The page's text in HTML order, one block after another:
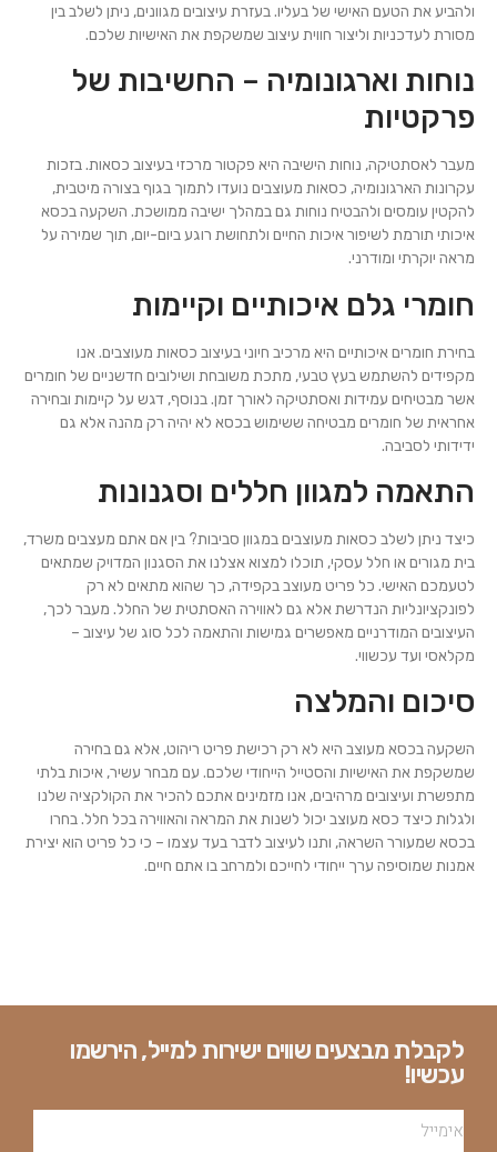
ולהביע את הטעם האישי של בעליו. בעזרת עיצובים מגוונים, ניתן לשלב בין
מסורת לעדכניות וליצור חווית עיצוב שמשקפת את האישיות שלכם.
נוחות וארגונומיה – החשיבות של
פרקטיות
מעבר לאסתטיקה, נוחות הישיבה היא פקטור מרכזי בעיצוב כסאות. בזכות
עקרונות הארגונומיה, כסאות מעוצבים נועדו לתמוך בגוף בצורה מיטבית,
להקטין עומסים ולהבטיח נוחות גם במהלך ישיבה ממושכת. השקעה בכסא
איכותי תורמת לשיפור איכות החיים ולתחושת רוגע ביום-יום, תוך שמירה על
מראה יוקרתי ומודרני.
חומרי גלם איכותיים וקיימות
בחירת חומרים איכותיים היא מרכיב חיוני בעיצוב כסאות מעוצבים. אנו
מקפידים להשתמש בעץ טבעי, מתכת משובחת ושילובים חדשניים של חומרים
אשר מבטיחים עמידות ואסתטיקה לאורך זמן. בנוסף, דגש על קיימות ובחירה
אחראית של חומרים מבטיחה ששימוש בכסא לא יהיה רק מהנה אלא גם
ידידותי לסביבה.
התאמה למגוון חללים וסגנונות
כיצד ניתן לשלב כסאות מעוצבים במגוון סביבות? בין אם אתם מעצבים משרד,
בית מגורים או חלל עסקי, תוכלו למצוא אצלנו את הסגנון המדויק שמתאים
לטעמכם האישי. כל פריט מעוצב בקפידה, כך שהוא מתאים לא רק
לפונקציונליות הנדרשת אלא גם לאווירה האסתטית של החלל. מעבר לכך,
העיצובים המודרניים מאפשרים גמישות והתאמה לכל סוג של עיצוב –
מקלאסי ועד עכשווי.
סיכום והמלצה
השקעה בכסא מעוצב היא לא רק רכישת פריט ריהוט, אלא גם בחירה
שמשקפת את האישיות והסטייל הייחודי שלכם. עם מבחר עשיר, איכות בלתי
מתפשרת ועיצובים מרהיבים, אנו מזמינים אתכם להכיר את הקולקציה שלנו
ולגלות כיצד כסא מעוצב יכול לשנות את המראה והאווירה בכל חלל. בחרו
בכסא שמעורר השראה, ותנו לעיצוב לדבר בעד עצמו – כי כל פריט הוא יצירת
אמנות שמוסיפה ערך ייחודי לחייכם ולמרחב בו אתם חיים.
לקבלת מבצעים שווים ישירות למייל, הירשמו
עכשיו!